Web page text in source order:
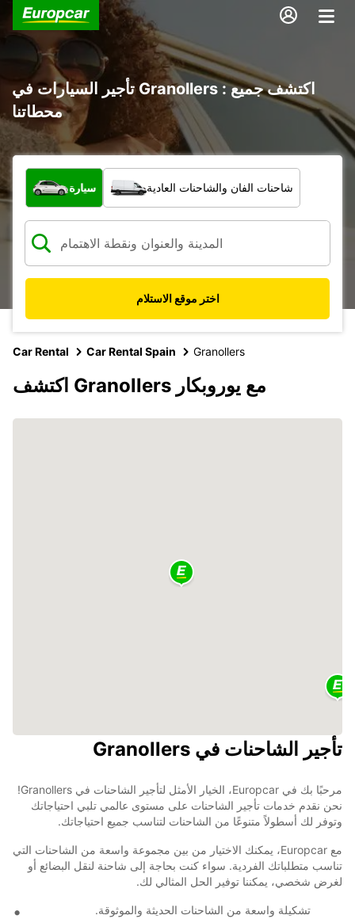
تأجير السيارات في Granollers : اكتشف جميع
محطاتنا
ما نوع المركبة؟
سيارة شاحنات الفان والشاحنات العادية
اختر موقع الاستلام
Car Rental Car Rental Spain Granollers
اكتشف Granollers مع يوروبكار
تأجير الشاحنات في Granollers
مرحبًا بك في Europcar، الخيار الأمثل لتأجير الشاحنات في Granollers!
نحن نقدم خدمات تأجير الشاحنات على مستوى عالمي تلبي احتياجاتك
وتوفر لك أسطولاً متنوعًا من الشاحنات لتناسب جميع احتياجاتك.
مع Europcar، يمكنك الاختيار من بين مجموعة واسعة من الشاحنات التي
تناسب متطلباتك الفردية. سواء كنت بحاجة إلى شاحنة لنقل البضائع أو
لغرض شخصي، يمكننا توفير الحل المثالي لك.
تشكيلة واسعة من الشاحنات الحديثة والموثوقة.